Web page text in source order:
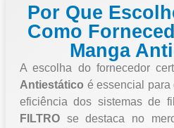
Por Que
Como
Manga
A escolha do fornecedor
Antiestático é essencial para
eficiência dos sistemas de
FILTRO se destaca no